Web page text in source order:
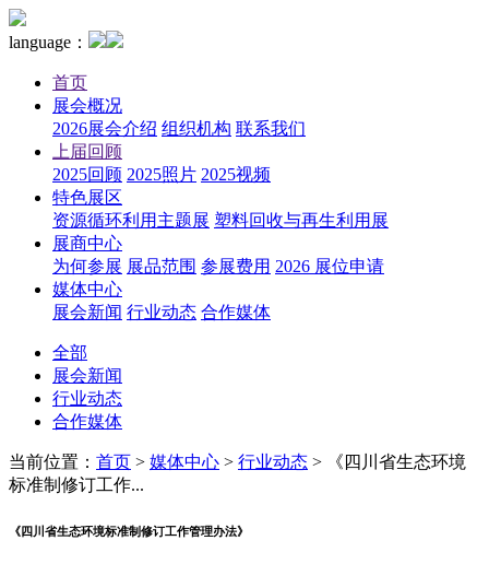
language：
首页
展会概况
2026展会介绍 组织机构 联系我们
上届回顾
2025回顾 2025照片 2025视频
特色展区
资源循环利用主题展 塑料回收与再生利用展
展商中心
为何参展 展品范围 参展费用 2026 展位申请
媒体中心
展会新闻 行业动态 合作媒体
全部
展会新闻
行业动态
合作媒体
当前位置： 首页 > 媒体中心 > 行业动态 >
《四川省生态环境
标准制修订工作...
《四川省生态环境标准制修订工作管理办法》